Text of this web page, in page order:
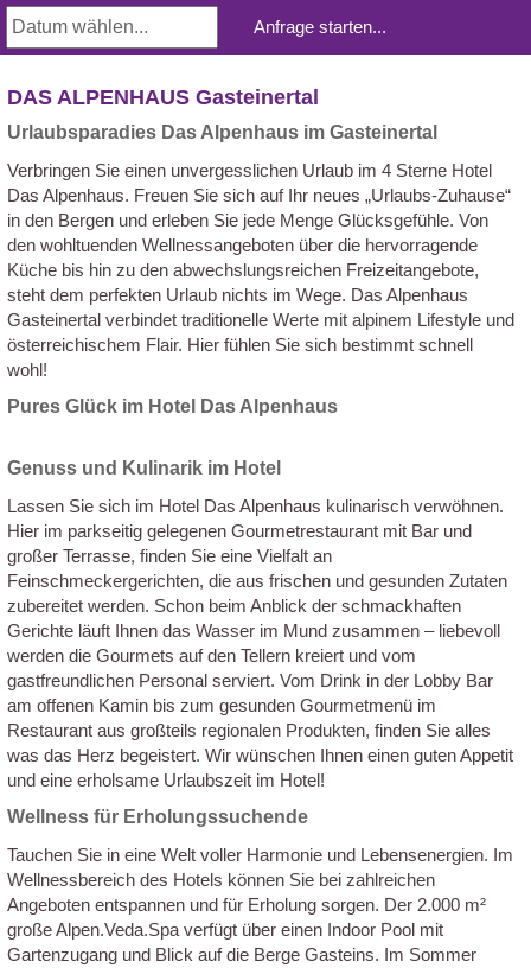
DAS ALPENHAUS Gasteinertal
Urlaubsparadies Das Alpenhaus im Gasteinertal
Verbringen Sie einen unvergesslichen Urlaub im 4 Sterne Hotel
Das Alpenhaus. Freuen Sie sich auf Ihr neues „Urlaubs-Zuhause“
in den Bergen und erleben Sie jede Menge Glücksgefühle. Von
den wohltuenden Wellnessangeboten über die hervorragende
Küche bis hin zu den abwechslungsreichen Freizeitangebote,
steht dem perfekten Urlaub nichts im Wege. Das Alpenhaus
Gasteinertal verbindet traditionelle Werte mit alpinem Lifestyle und
österreichischem Flair. Hier fühlen Sie sich bestimmt schnell
wohl!
Pures Glück im Hotel Das Alpenhaus
Genuss und Kulinarik im Hotel
Lassen Sie sich im Hotel Das Alpenhaus kulinarisch verwöhnen.
Hier im parkseitig gelegenen Gourmetrestaurant mit Bar und
großer Terrasse, finden Sie eine Vielfalt an
Feinschmeckergerichten, die aus frischen und gesunden Zutaten
zubereitet werden. Schon beim Anblick der schmackhaften
Gerichte läuft Ihnen das Wasser im Mund zusammen – liebevoll
werden die Gourmets auf den Tellern kreiert und vom
gastfreundlichen Personal serviert. Vom Drink in der Lobby Bar
am offenen Kamin bis zum gesunden Gourmetmenü im
Restaurant aus großteils regionalen Produkten, finden Sie alles
was das Herz begeistert. Wir wünschen Ihnen einen guten Appetit
und eine erholsame Urlaubszeit im Hotel!
Wellness für Erholungssuchende
Tauchen Sie in eine Welt voller Harmonie und Lebensenergien. Im
Wellnessbereich des Hotels können Sie bei zahlreichen
Angeboten entspannen und für Erholung sorgen. Der 2.000 m²
große Alpen.Veda.Spa verfügt über einen Indoor Pool mit
Gartenzugang und Blick auf die Berge Gasteins. Im Sommer